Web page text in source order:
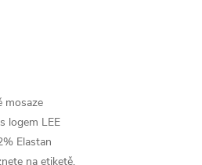
mosaze
logem LEE
Elastan
na etiketě.